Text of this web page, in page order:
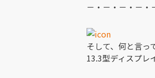
－・－・－・－・
そして、何と言っ
13.3型ディスプレ